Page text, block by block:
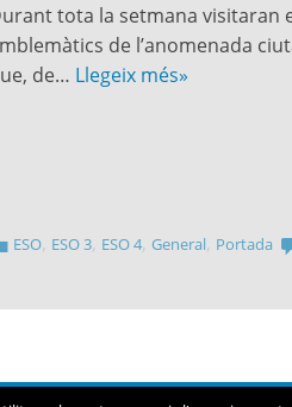
tota la setmana visitaran
de l’anomenada
de… Llegeix més»
ESO ESO 3 ESO 4 ,General Portada